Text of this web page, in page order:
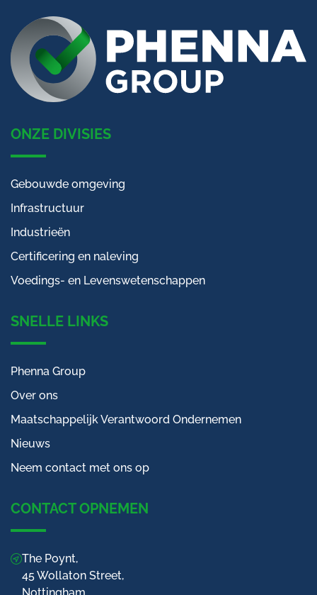
ONZE DIVISIES
Gebouwde omgeving
Infrastructuur
Industrieën
Certificering en naleving
Voedings- en Levenswetenschappen
SNELLE LINKS
Phenna Group
Over ons
Maatschappelijk Verantwoord Ondernemen
Nieuws
Neem contact met ons op
CONTACT OPNEMEN
The Poynt,
45 Wollaton Street,